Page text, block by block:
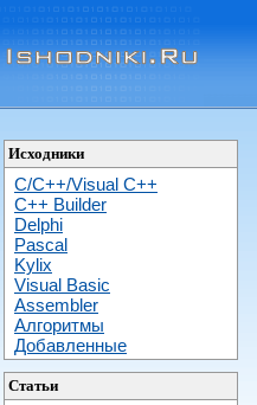
Исходники
C/C++/Visual C++
С++ Builder
Delphi
Pascal
Kylix
Visual Basic
Assembler
Алгоритмы
Добавленные
Статьи